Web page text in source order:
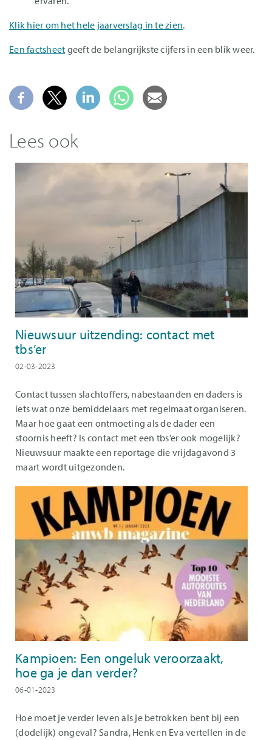
Klik hier om het hele jaarverslag in te zien.
Een factsheet geeft de belangrijkste cijfers in een blik weer.
Lees ook
Nieuwsuur uitzending: contact met
tbs’er
02-03-2023
Contact tussen slachtoffers, nabestaanden en daders is
iets wat onze bemiddelaars met regelmaat organiseren.
Maar hoe gaat een ontmoeting als de dader een
stoornis heeft? Is contact met een tbs’er ook mogelijk?
Nieuwsuur maakte een reportage die vrijdagavond 3
maart wordt uitgezonden.
Kampioen: Een ongeluk veroorzaakt,
hoe ga je dan verder?
06-01-2023
Hoe moet je verder leven als je betrokken bent bij een
(dodelijk) ongeval? Sandra, Henk en Eva vertellen in de